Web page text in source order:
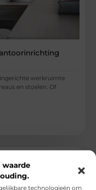
technologieën om
werkruimte
en stoelen. Of